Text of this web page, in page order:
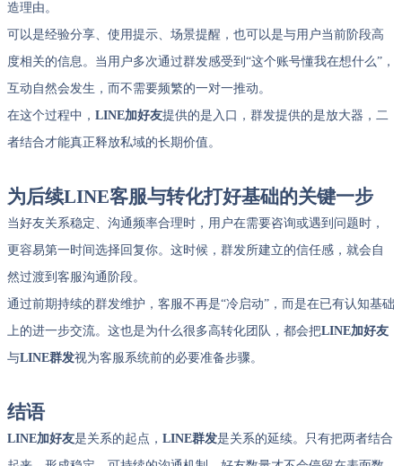
造理由。
可以是经验分享、使用提示、场景提醒，也可以是与用户当前阶段高
度相关的信息。当用户多次通过群发感受到“这个账号懂我在想什么”，
互动自然会发生，而不需要频繁的一对一推动。
在这个过程中， LINE加好友提供的是入口，群发提供的是放大器，二
者结合才能真正释放私域的长期价值。
为后续LINE客服与转化打好基础的关键一步
当好友关系稳定、沟通频率合理时，用户在需要咨询或遇到问题时，
更容易第一时间选择回复你。这时候，群发所建立的信任感，就会自
然过渡到客服沟通阶段。
通过前期持续的群发维护，客服不再是“冷启动”，而是在已有认知基础
上的进一步交流。这也是为什么很多高转化团队，都会把LINE加好友
与LINE群发视为客服系统前的必要准备步骤。
结语
LINE加好友是关系的起点， LINE群发是关系的延续。只有把两者结合